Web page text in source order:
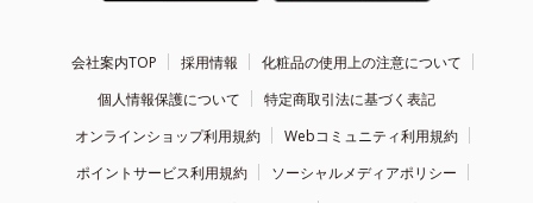
会社案内TOP 採用情報
化粧品の使用上の注意について
個人情報保護について
特定商取引法に基づく表記
オンラインショップ利用規約
Webコミュニティ利用規約
ポイントサービス利用規約
ソーシャルメディアポリシー